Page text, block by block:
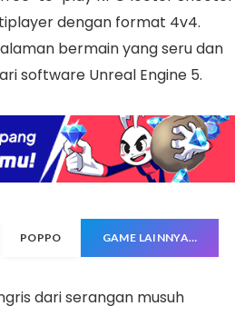
dengan format 4v4.
bermain yang seru dan
software Unreal Engine 5.
POPPO GAME LAINNYA…
dari serangan musuh